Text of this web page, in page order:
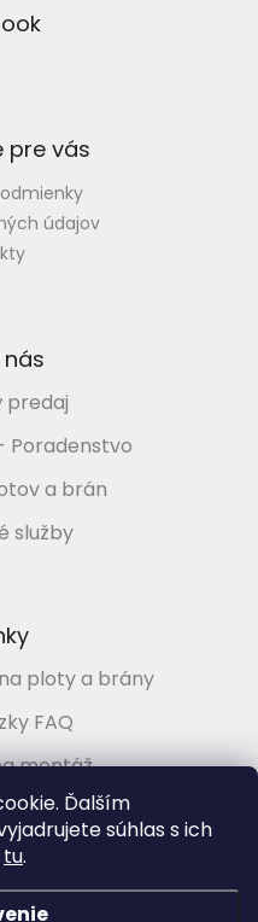
Ďalším
súhlas s ich
tu.
pre vás
údajov
predaj
Poradenstvo
a brán
služby
ploty a brány
FAQ
montáž
zadarmo
&